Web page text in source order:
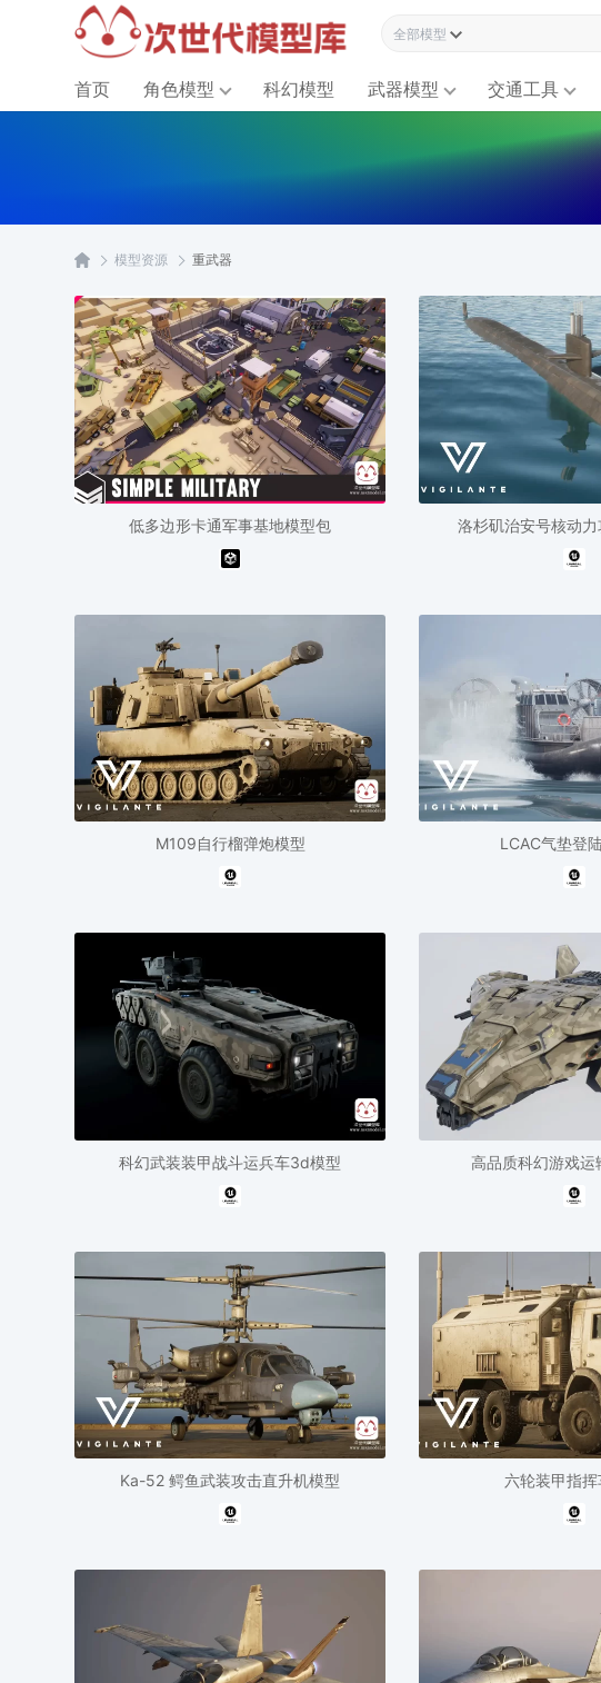
全部模型资源
首页 角色模型 科幻模型 武器模型 交通工具
模型资源 重武器
低多边形卡通军事基地模型包 洛杉矶治安号核动
M109自行榴弹炮模型 LCAC气垫登
科幻武装装甲战斗运兵车3d模型 高品质科幻游戏
Ka-52 鳄鱼武装攻击直升机模型 六轮装甲指挥